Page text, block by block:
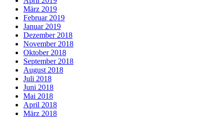
März 2019
Februar 2019
Januar 2019
Dezember 2018
November 2018
Oktober 2018
September 2018
August 2018
Juli 2018
Juni 2018
Mai 2018
April 2018
März 2018